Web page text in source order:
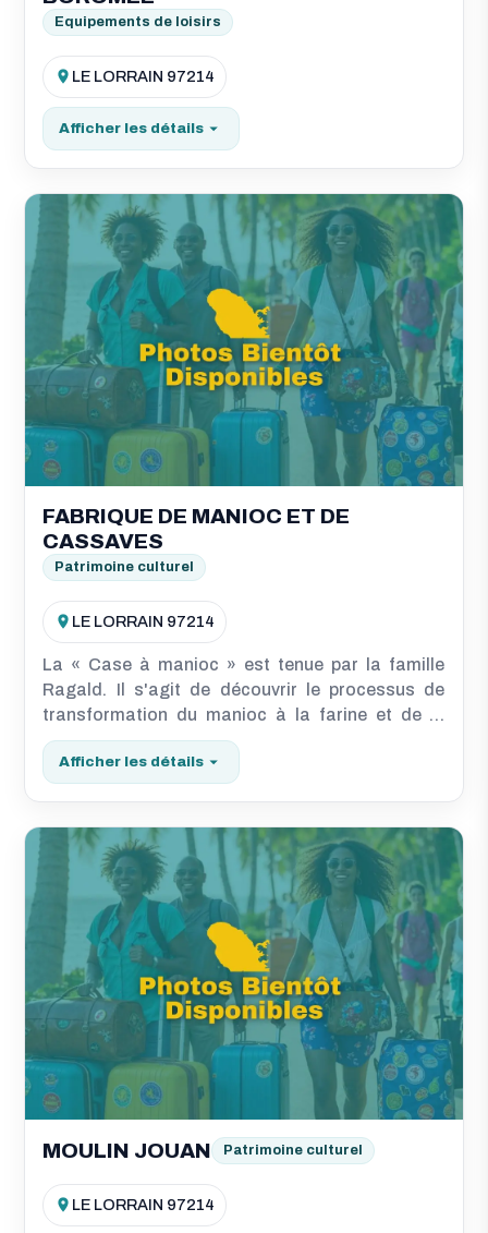
Equipements de loisirs
LE LORRAIN 97214
Afficher les détails
FABRIQUE DE MANIOC ET DE
CASSAVES
Patrimoine culturel
LE LORRAIN 97214
La « Case à manioc » est tenue par la famille
Ragald. Il s'agit de découvrir le processus de
transformation du manioc à la farine et de la
farine aux kassavs (de grosses galettes) et en
boulettes pour préparer le féroce d'avocat (repas
à base de farine de manioc et d'avocat)
Afficher les détails
MOULIN JOUAN Patrimoine culturel
LE LORRAIN 97214